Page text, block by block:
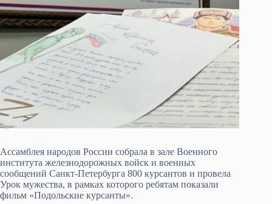
Ассамблея народов России собрала в зале Военного
института железнодорожных войск и военных
сообщений Санкт-Петербурга 800 курсантов и провела
Урок мужества, в рамках которого ребятам показали
фильм «Подольские курсанты».